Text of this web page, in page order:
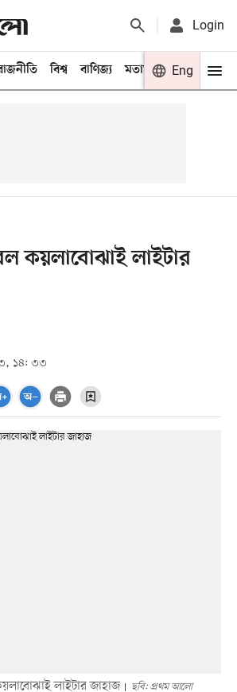
Login
বিশ্ব বাণিজ্য মতামত খেলা
Eng
কয়লাবোঝাই লাইটার
১৪: ৩৩
লাইটার জাহাজ ছবি: প্রথম আলো